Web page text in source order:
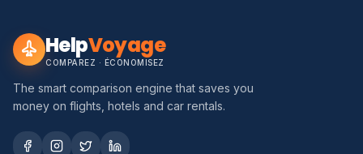
HelpVoyage
COMPAREZ · ÉCONOMISEZ
The smart comparison engine that saves you
money on flights, hotels and car rentals.